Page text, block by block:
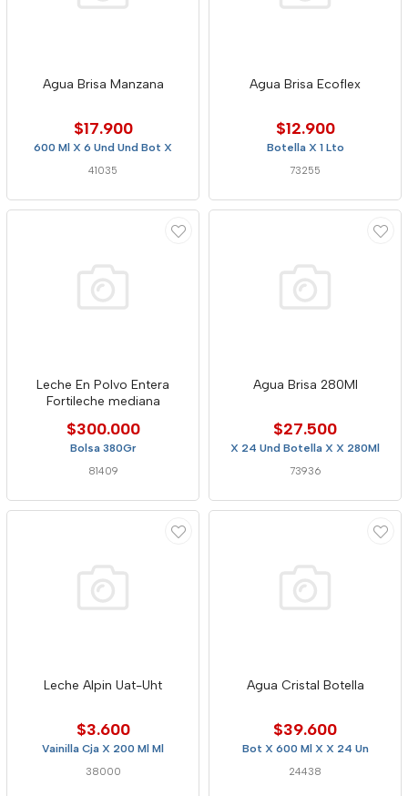
Agua Brisa Manzana
$17.900
600 Ml X 6 Und Und Bot X
41035
Agua Brisa Ecoflex
$12.900
Botella X 1 Lto
73255
Leche En Polvo Entera
Fortileche mediana
$300.000
Bolsa 380Gr
81409
Agua Brisa 280Ml
$27.500
X 24 Und Botella X X 280Ml
73936
Leche Alpin Uat-Uht
$3.600
Vainilla Cja X 200 Ml Ml
38000
Agua Cristal Botella
$39.600
Bot X 600 Ml X X 24 Un
24438